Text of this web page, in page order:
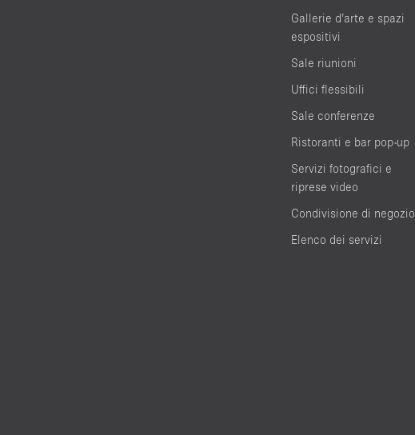
Gallerie d’arte e spazi
espositivi
Sale riunioni
Uffici flessibili
Sale conferenze
Ristoranti e bar pop-up
Servizi fotografici e
riprese video
Condivisione di negozio
Elenco dei servizi